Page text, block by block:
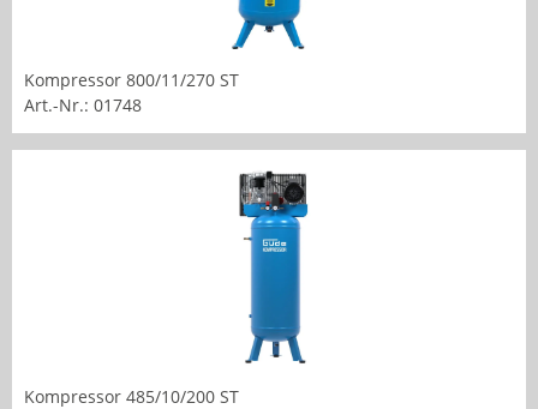
Kompressor 800/11/270 ST
Art.-Nr.: 01748
Kompressor 485/10/200 ST